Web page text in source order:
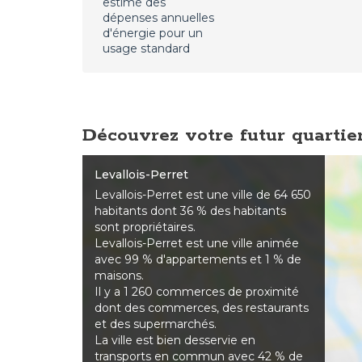
dépenses annuelles
d'énergie pour un
usage standard
Découvrez votre futur
Levallois-Perret
Levallois-Perret est une ville de 64 650
habitants dont 36 % des habitants
sont propriétaires.
Levallois-Perret est une ville animée
avec 99 % d'appartements et 1 % de
maisons.
Il y a 1 260 commerces de proximité
dont des commerces, des restaurants
et des supermarchés.
La ville est bien desservie en
transports en commun avec 42 % de